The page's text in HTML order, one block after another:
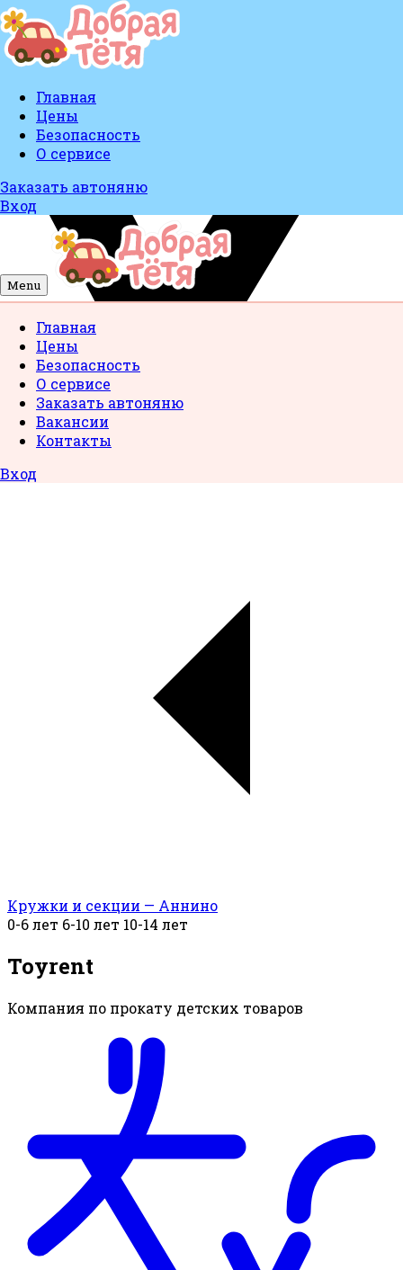
Главная
Цены
Безопасность
О сервисе
Заказать автоняню
Вход
Menu
Главная
Цены
Безопасность
О сервисе
Заказать автоняню
Вакансии
Контакты
Вход
Кружки и секции — Аннино
0-6 лет 6-10 лет 10-14 лет
Toyrent
Компания по прокату детских товаров